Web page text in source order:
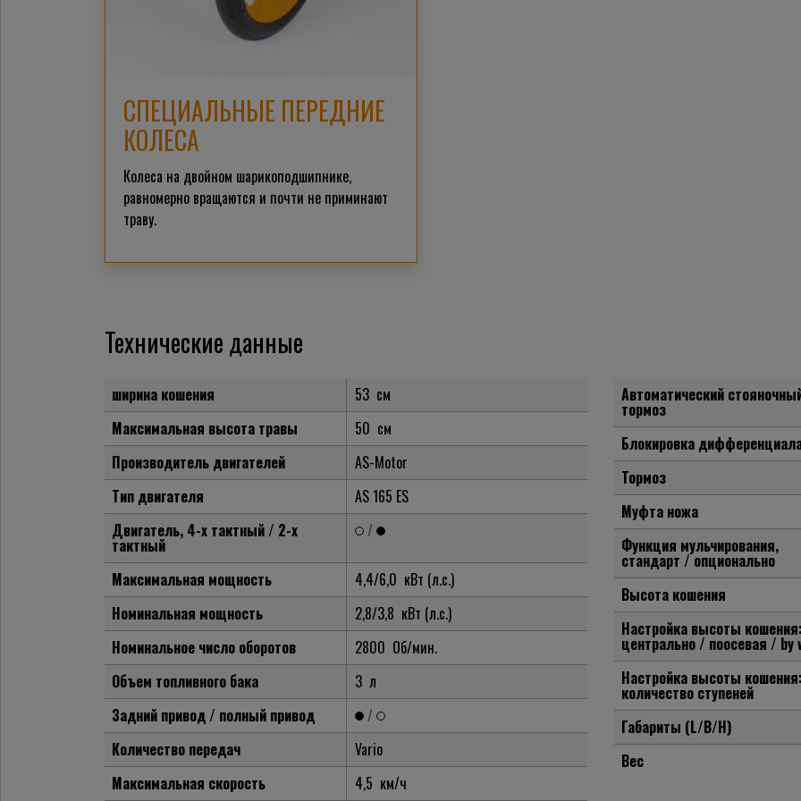
СПЕЦИАЛЬНЫЕ ПЕРЕДНИЕ
КОЛЕСА
Колеса на двойном шарикоподшипнике,
равномерно вращаются и почти не приминают
траву.
Технические данные
ширина кошения 53 см
Максимальная высота травы
50 см
Производитель двигателей
AS-Motor
Тип двигателя
AS 165 ES
Двигатель, 4-х тактный / 2-х
тактный
/
Максимальная мощность 4,4/6,0 кВт (л.с.)
Номинальная мощность
2,8/3,8 кВт (л.с.)
Номинальное число оборотов
2800 Об/мин.
Объем топливного бака
3 л
Задний привод / полный привод
/
Количество передач
Vario
Максимальная скорость
4,5 км/ч
Автоматический
тормоз
Блокировка
Тормоз
Муфта ножа
Функция мульчирования,
стандарт / опционально
Высота кошения
Настройка высоты
центрально / поосевая / by
Настройка высоты
количество ступеней
Габариты (L/B/H)
Вес